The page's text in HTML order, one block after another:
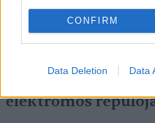
CONFIRM
Data Deletion Data
Négy éven belül
elektromos